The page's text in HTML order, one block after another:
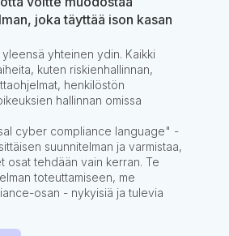
joka täyttää ison kasan
yhteinen ydin. Kaikki
kuten riskienhallinnan,
henkilöstön
hallinnan omissa
cyber compliance language" -
suunnitelman ja varmistaa,
osat tehdään vain kerran. Te
toteuttamiseen, me
osan - nykyisiä ja tulevia